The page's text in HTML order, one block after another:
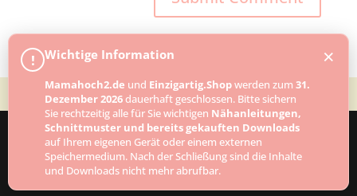
Designed byElegant Themes| Powered by
WordPress
! Wichtige Information
Mamahoch2.de und Einzigartig.Shopwerden zum 31.
Dezember 2026dauerhaft geschlossen. Bitte sichern
Sie rechtzeitig alle für Sie wichtigen Nähanleitungen,
Schnittmuster und bereits gekauften Downloads
auf Ihrem eigenen Gerät oder einem externen
Speichermedium. Nach der Schließung sind die Inhalte
und Downloads nicht mehr abrufbar.
×